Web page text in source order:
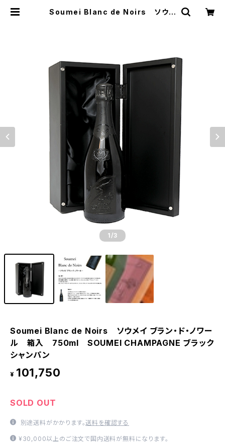
Soumei Blanc de Noirs ソウメ
1 /3
Soumei Blanc de Noirs ソウメイ ブラン・ド・ノワー
ル 箱入 750ml SOUMEI CHAMPAGNE ブラック
シャンパン
¥ 101,750
SOLD OUT
別途送料がかかります。送料を確認する
¥30,000以上のご注文で国内送料が無料になります。